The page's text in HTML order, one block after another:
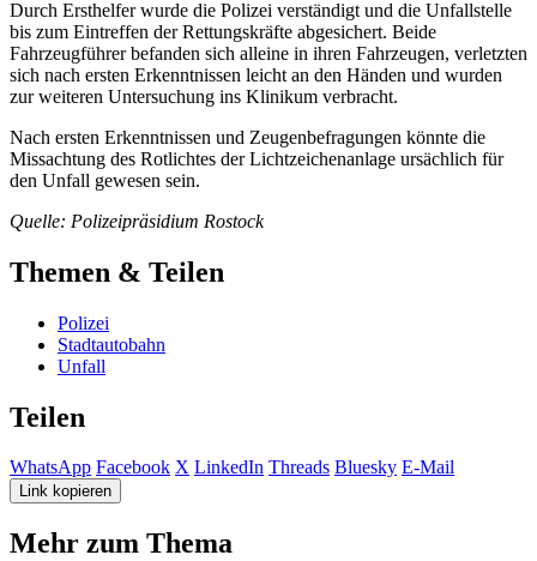
Durch Ersthelfer wurde die Polizei verständigt und die Unfallstelle
bis zum Eintreffen der Rettungskräfte abgesichert. Beide
Fahrzeugführer befanden sich alleine in ihren Fahrzeugen, verletzten
sich nach ersten Erkenntnissen leicht an den Händen und wurden
zur weiteren Untersuchung ins Klinikum verbracht.
Nach ersten Erkenntnissen und Zeugenbefragungen könnte die
Missachtung des Rotlichtes der Lichtzeichenanlage ursächlich für
den Unfall gewesen sein.
Quelle: Polizeipräsidium Rostock
Themen & Teilen
Polizei
Stadtautobahn
Unfall
Teilen
WhatsApp Facebook X LinkedIn Threads Bluesky E-Mail
Link kopieren
Mehr zum Thema